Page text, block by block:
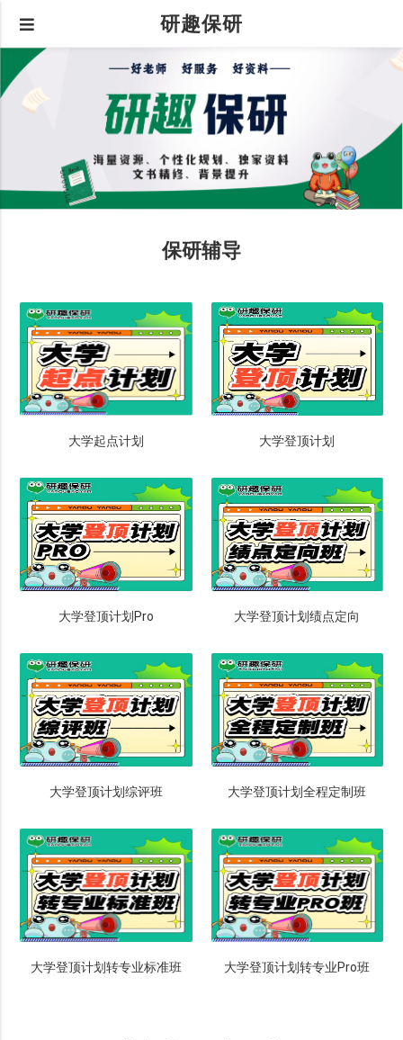
研趣保研
保研辅导
大学起点计划 大学登顶计划
大学登顶计划Pro 大学登顶计划绩点定向
大学登顶计划综评班 大学登顶计划全程定制班
大学登顶计划转专业标准班 大学登顶计划转专业Pro班